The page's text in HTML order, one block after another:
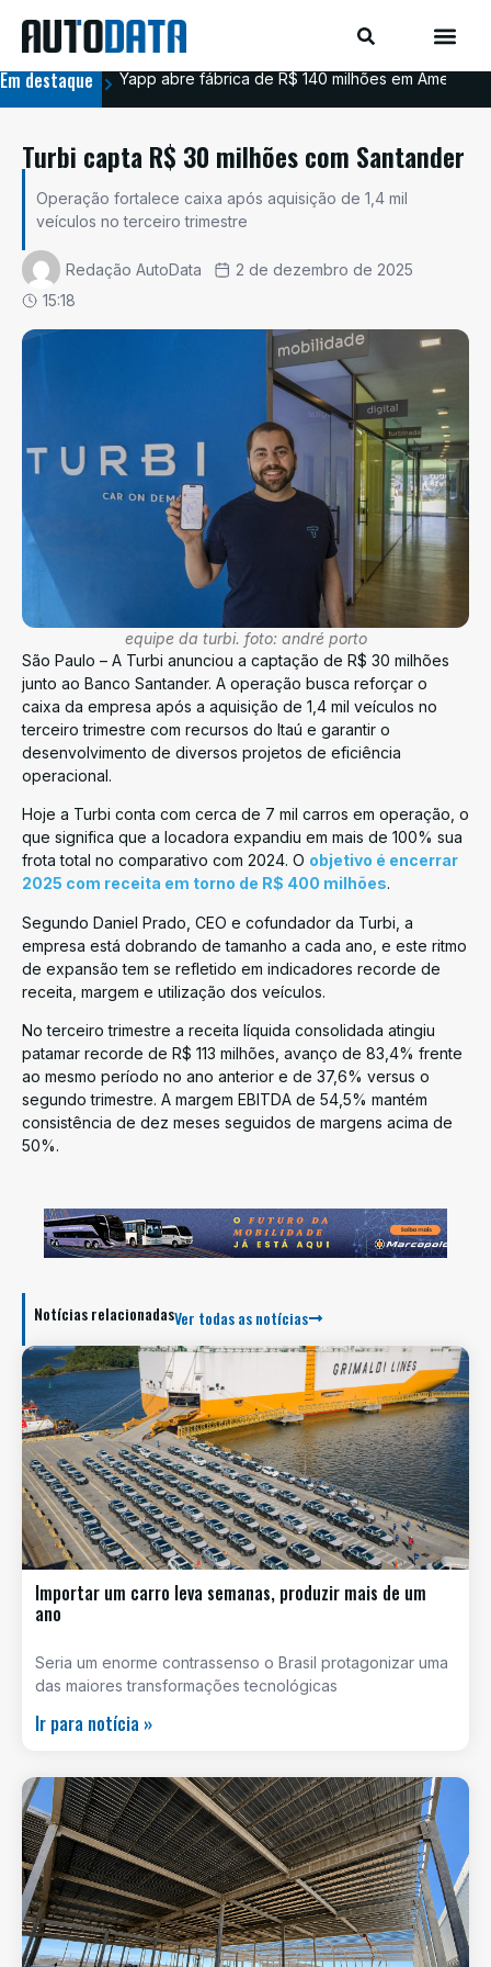
Em destaque Yapp abre fábrica de R$ 140 milhões em
Turbi capta R$ 30 milhões com Santander
Operação fortalece caixa após aquisição de 1,4 mil
veículos no terceiro trimestre
Redação AutoData
2 de dezembro de 2025
15:18
equipe da turbi. foto: andré porto
São Paulo – A Turbi anunciou a captação de R$ 30 milhões
junto ao Banco Santander. A operação busca reforçar o
caixa da empresa após a aquisição de 1,4 mil veículos no
terceiro trimestre com recursos do Itaú e garantir o
desenvolvimento de diversos projetos de eficiência
operacional.
Hoje a Turbi conta com cerca de 7 mil carros em operação, o
que significa que a locadora expandiu em mais de 100% sua
frota total no comparativo com 2024. O objetivo é encerrar
2025 com receita em torno de R$ 400 milhões.
Segundo Daniel Prado, CEO e cofundador da Turbi, a
empresa está dobrando de tamanho a cada ano, e este ritmo
de expansão tem se refletido em indicadores recorde de
receita, margem e utilização dos veículos.
No terceiro trimestre a receita líquida consolidada atingiu
patamar recorde de R$ 113 milhões, avanço de 83,4% frente
ao mesmo período no ano anterior e de 37,6% versus o
segundo trimestre. A margem EBITDA de 54,5% mantém
consistência de dez meses seguidos de margens acima de
50%.
Notícias relacionadasVer todas as notícias
Importar um carro leva semanas, produzir mais de um
ano
Seria um enorme contrassenso o Brasil protagonizar uma
das maiores transformações tecnológicas
Ir para notícia »